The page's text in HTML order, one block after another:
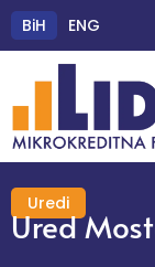
BiH ENG
Uredi
Ured